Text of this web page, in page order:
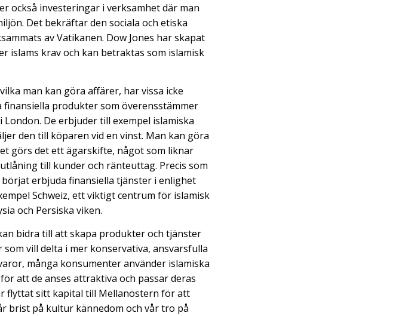
också investeringar i verksamhet där man
Det bekräftar den sociala och etiska
av Vatikanen. Dow Jones har skapat
islams krav och kan betraktas som islamisk
man kan göra affärer, har vissa icke
produkter som överensstämmer
London. De erbjuder till exempel islamiska
den till köparen vid en vinst. Man kan göra
görs det ett ägarskifte, något som liknar
till kunder och ränteuttag. Precis som
erbjuda finansiella tjänster i enlighet
Schweiz, ett viktigt centrum för islamisk
och Persiska viken.
bidra till att skapa produkter och tjänster
vill delta i mer konservativa, ansvarsfulla
många konsumenter använder islamiska
att de anses attraktiva och passar deras
flyttat sitt kapital till Mellanöstern för att
brist på kultur kännedom och vår tro på